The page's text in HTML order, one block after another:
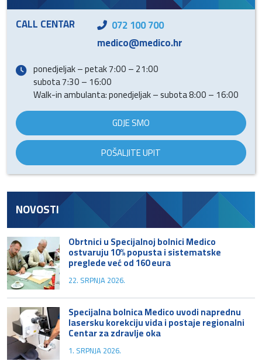
CALL CENTAR
072 100 700
medico@medico.hr
ponedjeljak – petak 7:00 – 21:00
subota 7:30 – 16:00
Walk-in ambulanta: ponedjeljak – subota 8:00 – 16:00
GDJE SMO
POŠALJITE UPIT
NOVOSTI
Obrtnici u Specijalnoj bolnici Medico
ostvaruju 10% popusta i sistematske
preglede već od 160 eura
22. SRPNJA 2026.
Specijalna bolnica Medico uvodi naprednu
lasersku korekciju vida i postaje regionalni
Centar za zdravlje oka
1. SRPNJA 2026.